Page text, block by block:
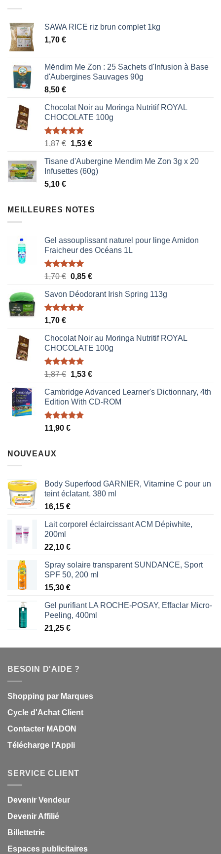
SAWA RICE riz brun complet 1kg
1,70 €
Mëndim Me Zon : 25 Sachets d'Infusion à Base
d'Aubergines Sauvages 90g
8,50 €
Chocolat Noir au Moringa Nutritif ROYAL
CHOCOLATE 100g
Note5.00
1,87€ Le
initial
était :
1,53 €Le
actuel
est :
Tisane d'Aubergine Mendim Me Zon 3g x 20
Infusettes (60g)
5,10 €
MEILLEURES NOTES
Gel assouplissant naturel pour linge Amidon
Fraicheur des Océans 1L
Note5.00
1,70€ Le
initial
était :
0,85 €Le
actuel
Savon Déodorant Irish Spring 113g
Note5.00
1,70 €
Chocolat Noir au Moringa Nutritif ROYAL
CHOCOLATE 100g
Note5.00
1,87€ Le
initial
était :
1,87 €.
1,53 €Le
actuel
est :
Cambridge Advanced Learner's Dictionnary, 4th
Edition With CD-ROM
Note5.00
11,90 €
NOUVEAUX
Body Superfood GARNIER, Vitamine C pour un
teint éclatant, 380 ml
16,15 €
Lait corporel éclaircissant ACM Dépiwhite,
200ml
22,10 €
Spray solaire transparent SUNDANCE, Sport
SPF 50, 200 ml
15,30 €
Gel purifiant LA ROCHE-POSAY, Effaclar Micro-
Peeling, 400ml
21,25 €
BESOIN D'AIDE ?
Shopping par Marques
Cycle d'Achat Client
Contacter MADON
Télécharge l'Appli
SERVICE CLIENT
Devenir Vendeur
Devenir Affilié
Billettetrie
Espaces publicitaires